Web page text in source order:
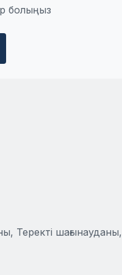
болыңыз
Теректі шағынауданы,